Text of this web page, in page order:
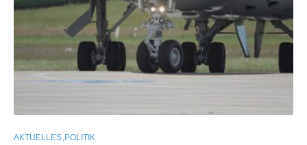
AKTUELLES POLITIK